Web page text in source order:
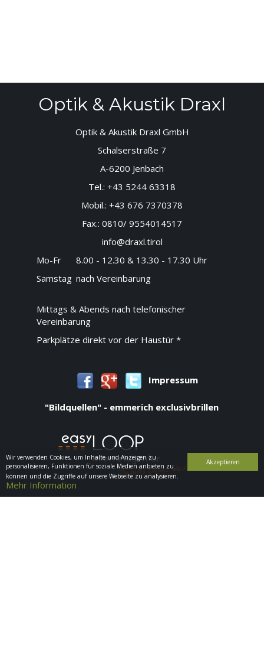
Akzeptieren
Wir verwenden Cookies, um Inhalte und Anzeigen zu
personalisieren, Funktionen für soziale Medien anbieten zu
können und die Zugriffe auf unsere Webseite zu analysieren.
Mehr Information
Optik & Akustik Draxl
Optik & Akustik Draxl GmbH
Schalserstraße 7
A-6200 Jenbach
Tel.: +43 5244 63318
Mobil.: +43 676 7370378
Fax.: 0810/ 9554014517
info@draxl.tirol
Mo-Fr
8.00 - 12.30 & 13.30 - 17.30 Uhr
Samstag nach Vereinbarung
Mittags & Abends nach telefonischer
Vereinbarung
Parkplätze direkt vor der Haustür *
Impressum
"Bildquellen" - emmerich exclusivbrillen